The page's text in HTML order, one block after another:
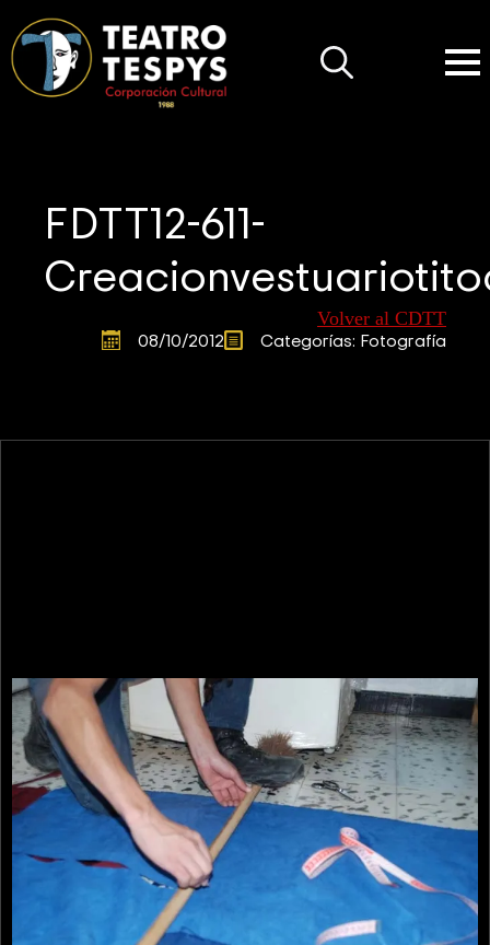
FDTT12-611-
Volver al CDTT
08/10/2012 Categorías: Fotografía